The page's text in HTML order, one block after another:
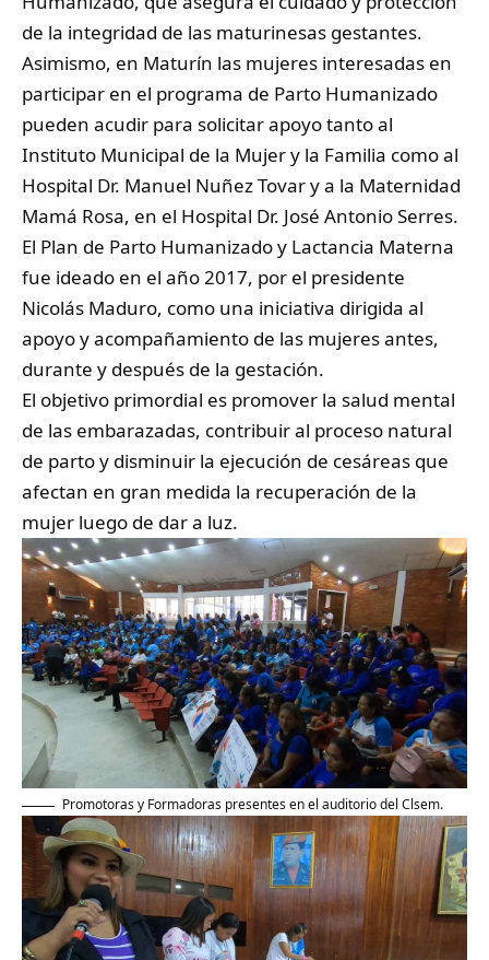
de la integridad de las maturinesas gestantes.
Asimismo, en Maturín las mujeres interesadas en
participar en el programa de Parto Humanizado
pueden acudir para solicitar apoyo tanto al
Instituto Municipal de la Mujer y la Familia como al
Hospital Dr. Manuel Nuñez Tovar y a la Maternidad
Mamá Rosa, en el Hospital Dr. José Antonio Serres.
El Plan de Parto Humanizado y Lactancia Materna
fue ideado en el año 2017, por el presidente
Nicolás Maduro, como una iniciativa dirigida al
apoyo y acompañamiento de las mujeres antes,
durante y después de la gestación.
El objetivo primordial es promover la salud mental
de las embarazadas, contribuir al proceso natural
de parto y disminuir la ejecución de cesáreas que
afectan en gran medida la recuperación de la
mujer luego de dar a luz.
Promotoras y Formadoras presentes en el auditorio del Clsem.